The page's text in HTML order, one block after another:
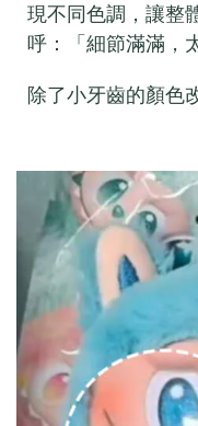
現不同色調，讓整
呼：「細節滿滿，
除了小牙齒的顏色